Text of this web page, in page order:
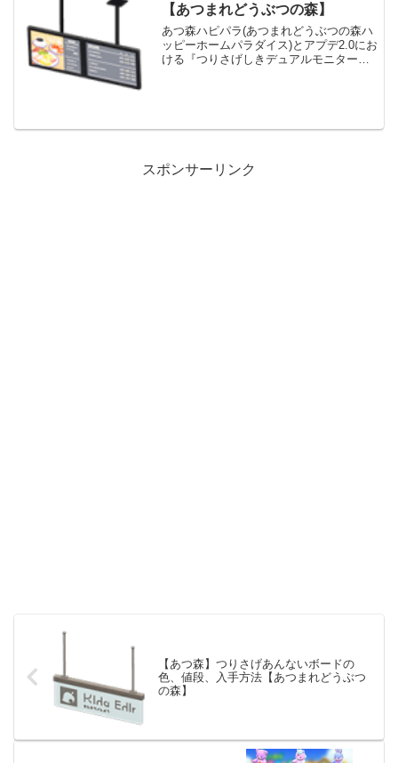
【あつまれどうぶつの森】
あつ森ハピパラ(あつまれどうぶつの森ハ
ッピーホームパラダイス)とアプデ2.0にお
ける『つりさげしきデュアルモニター』
スポンサーリンク
【あつ森】つりさげあんないボードの
色、値段、入手方法【あつまれどうぶつ
の森】